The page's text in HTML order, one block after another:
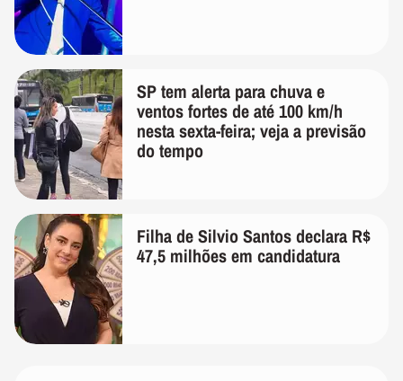
SP tem alerta para chuva e
ventos fortes de até 100 km/h
nesta sexta-feira; veja a previsão
do tempo
Filha de Silvio Santos declara R$
47,5 milhões em candidatura